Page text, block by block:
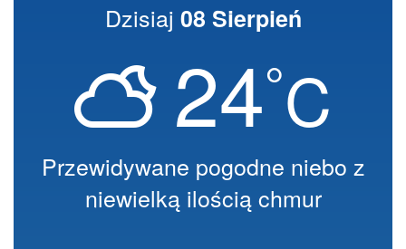
Dzisiaj 08 Sierpień
24°C
Przewidywane pogodne niebo z
niewielką ilością chmur